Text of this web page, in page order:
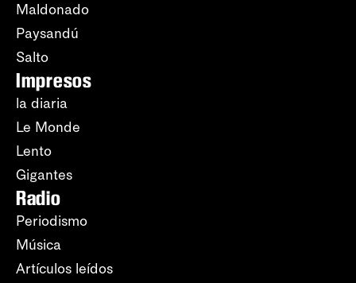
Maldonado
Paysandú
Salto
Impresos
la diaria
Le Monde
Lento
Gigantes
Radio
Periodismo
Música
Artículos leídos